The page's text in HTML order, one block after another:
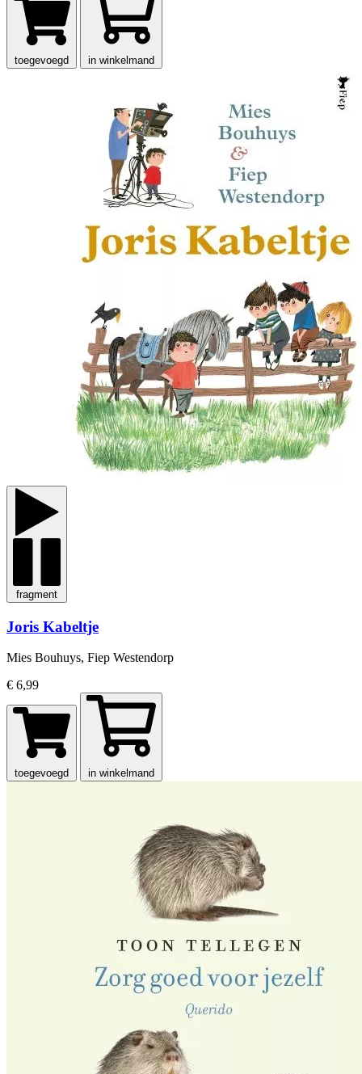
toegevoegd in winkelmand
fragment
Joris Kabeltje
Mies Bouhuys, Fiep Westendorp
€ 6,99
toegevoegd in winkelmand